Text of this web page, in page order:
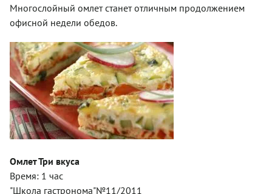
Многослойный омлет станет отличным продолжением
офисной недели обедов.
Омлет Три вкуса
Время: 1 час
"Школа гастронома"№11/2011